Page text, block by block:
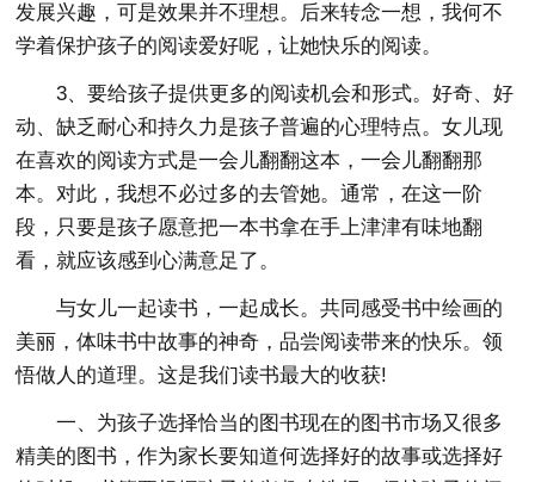
发展兴趣，可是效果并不理想。后来转念一想，我何不
学着保护孩子的阅读爱好呢，让她快乐的阅读。
3、要给孩子提供更多的阅读机会和形式。好奇、好
动、缺乏耐心和持久力是孩子普遍的心理特点。女儿现
在喜欢的阅读方式是一会儿翻翻这本，一会儿翻翻那
本。对此，我想不必过多的去管她。通常，在这一阶
段，只要是孩子愿意把一本书拿在手上津津有味地翻
看，就应该感到心满意足了。
与女儿一起读书，一起成长。共同感受书中绘画的
美丽，体味书中故事的神奇，品尝阅读带来的快乐。领
悟做人的道理。这是我们读书最大的收获!
一、为孩子选择恰当的图书现在的图书市场又很多
精美的图书，作为家长要知道何选择好的故事或选择好